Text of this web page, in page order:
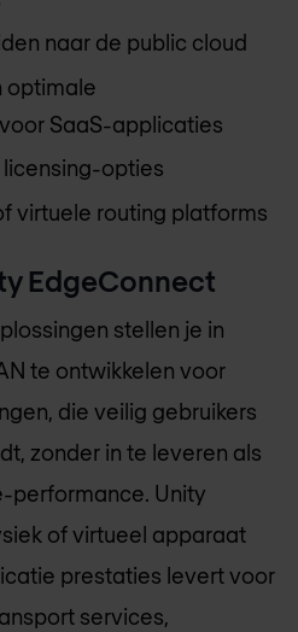
naar de public cloud
optimale
SaaS-applicaties
opties
virtuele routing platforms
EdgeConnect
stellen je in
te ontwikkelen voor
die veilig gebruikers
zonder in te leveren als
performance. Unity
of virtueel apparaat
prestaties levert voor
services,